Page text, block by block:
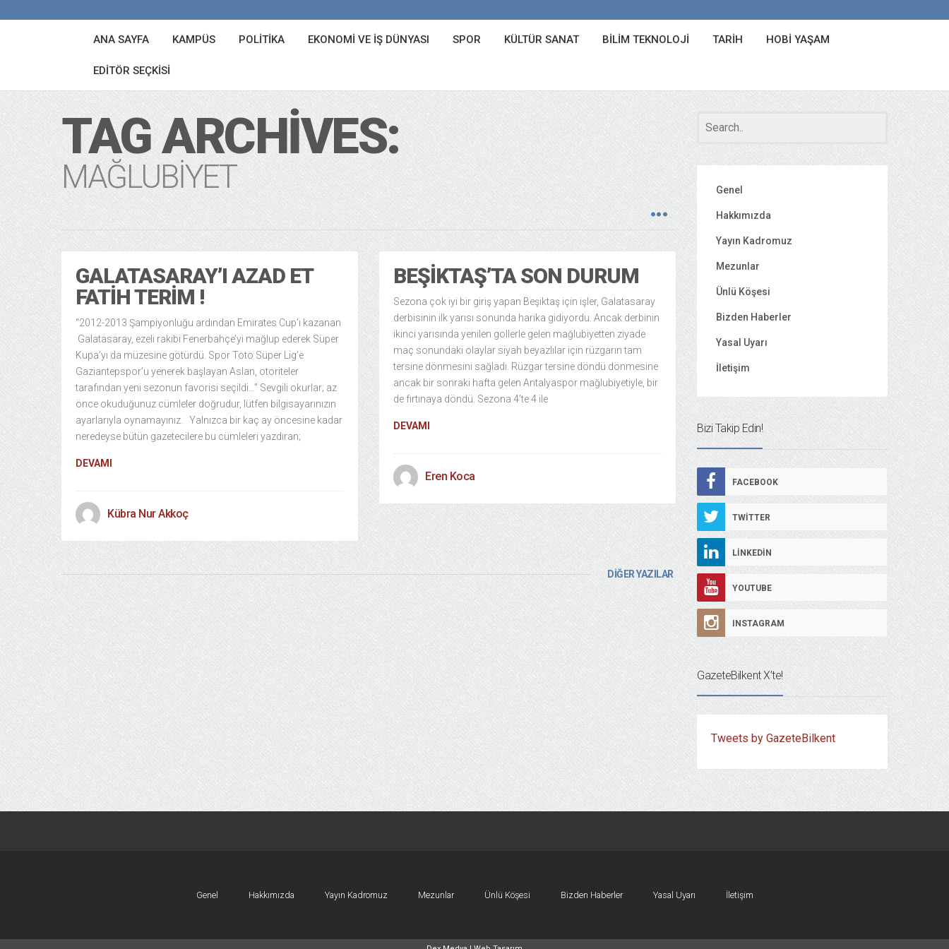
ANA SAYFA KAMPÜS POLITIKA EKONOMI VE İŞ DÜNYASI SPOR KÜLTÜR SANAT BILIM TEKNOLOJI TARIH HOBI YAŞAM
EDITÖR SEÇKISI
TAG ARCHIVES:
MAĞLUBIYET
GALATASARAY’I AZAD ET
FATIH TERIM !
“2012-2013 Şampiyonluğu ardından Emirates Cup’ı kazanan
Galatasaray, ezeli rakibi Fenerbahçe’yi mağlup ederek Süper
Kupa’yı da müzesine götürdü. Spor Toto Süper Lig’e
Gaziantepspor’u yenerek başlayan Aslan, otoriteler
tarafından yeni sezonun favorisi seçildi…” Sevgili okurlar; az
önce okuduğunuz cümleler doğrudur, lütfen bilgisayarınızın
ayarlarıyla oynamayınız. Yalnızca bir kaç ay öncesine kadar
neredeyse bütün gazetecilere bu cümleleri yazdıran;
DEVAMI
Kübra Nur Akkoç
BEŞIKTAŞ’TA SON DURUM
Sezona çok iyi bir giriş yapan Beşiktaş için işler, Galatasaray
derbisinin ilk yarısı sonunda harika gidiyordu. Ancak derbinin
ikinci yarısında yenilen gollerle gelen mağlubiyetten ziyade
maç sonundaki olaylar siyah beyazlılar için rüzgarın tam
tersine dönmesini sağladı. Rüzgar tersine döndü dönmesine
ancak bir sonraki hafta gelen Antalyaspor mağlubiyetiyle, bir
de fırtınaya döndü. Sezona 4’te 4 ile
DEVAMI
Eren Koca
DİĞER YAZILAR
Genel
Hakkımızda
Yayın Kadromuz
Mezunlar
Ünlü Köşesi
Bizden Haberler
Yasal Uyarı
İletişim
Bizi Takip Edin!
FACEBOOK
TWITTER
LINKEDIN
YOUTUBE
INSTAGRAM
GazeteBilkent X’te!
Tweets by GazeteBilkent
Genel Hakkımızda Yayın Kadromuz Mezunlar Ünlü Köşesi Bizden Haberler Yasal Uyarı İletişim